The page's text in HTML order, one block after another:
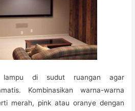
lampu di sudut ruangan agar
Kombinasikan warna-warna
merah, pink atau oranye dengan